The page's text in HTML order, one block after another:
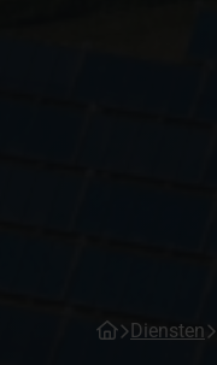
Diensten